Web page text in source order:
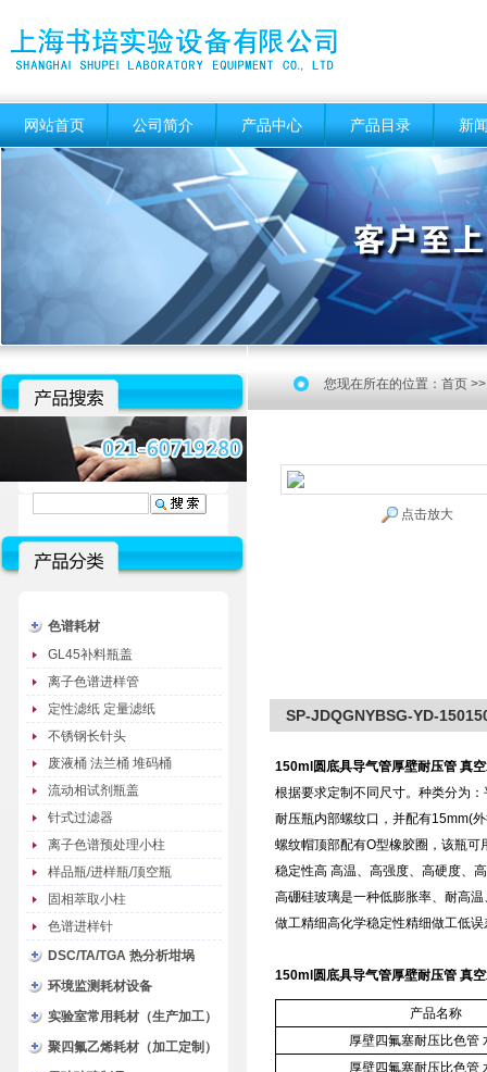
网站首页 公司简介 产品中心 产品目录 新
色谱耗材
GL45补料瓶盖
离子色谱进样管
定性滤纸 定量滤纸
不锈钢长针头
废液桶 法兰桶 堆码桶
流动相试剂瓶盖
针式过滤器
离子色谱预处理小柱
样品瓶/进样瓶/顶空瓶
固相萃取小柱
色谱进样针
DSC/TA/TGA 热分析坩埚
环境监测耗材设备
实验室常用耗材（生产加工）
聚四氟乙烯耗材（加工定制）
您现在所在的位置： 首页
点击放大
SP-JDQGNYBSG-YD-
150ml圆底具导气管厚壁耐压管 真
根据要求定制不同尺寸。种类分为
耐压瓶内部螺纹口，并配有15mm(
螺纹帽顶部配有O型橡胶圈，该瓶可
稳定性高 高温、高强度、高硬度、
高硼硅玻璃是一种低膨胀率、耐高
做工精细高化学稳定性精细做工低
150ml圆底具导气管厚壁耐压管 真
产品名称
厚壁四氟塞耐压比色管
厚壁四氟塞耐压比色管